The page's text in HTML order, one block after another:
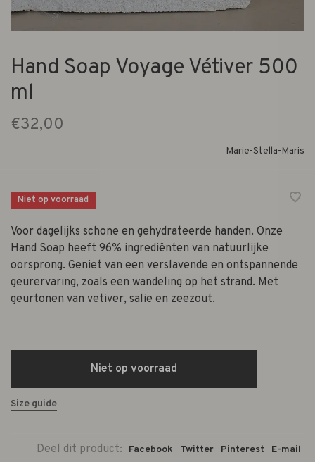
Hand Soap Voyage Vétiver 500
ml
€32,00
Marie-Stella-Maris
Niet op voorraad
Voor dagelijks schone en gehydrateerde handen. Onze
Hand Soap heeft 96% ingrediënten van natuurlijke
oorsprong. Geniet van een verslavende en ontspannende
geurervaring, zoals een wandeling op het strand. Met
geurtonen van vetiver, salie en zeezout.
Niet op voorraad
Size guide
Deel dit product: Facebook Twitter Pinterest E-mail